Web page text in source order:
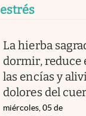
estrés
La hierba
dormir, reduce
las encías y
dolores del
miércoles, 05 de